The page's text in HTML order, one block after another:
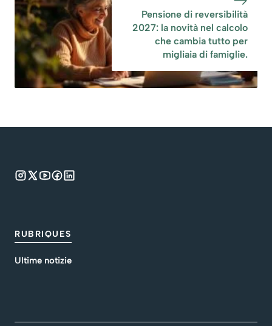
Pensione di reversibilità
2027: la novità nel calcolo
che cambia tutto per
migliaia di famiglie.
RUBRIQUES
Ultime notizie